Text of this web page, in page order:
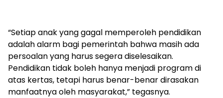
“Setiap anak yang gagal memperoleh pendidikan
adalah alarm bagi pemerintah bahwa masih ada
persoalan yang harus segera diselesaikan.
Pendidikan tidak boleh hanya menjadi program di
atas kertas, tetapi harus benar-benar dirasakan
manfaatnya oleh masyarakat,” tegasnya.